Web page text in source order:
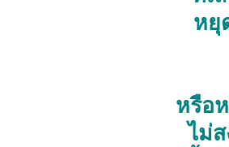
หยุ
หรือ
ไม่